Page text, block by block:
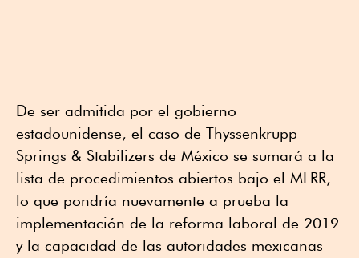
De ser admitida por el gobierno
estadounidense, el caso de Thyssenkrupp
Springs & Stabilizers de México se sumará a la
lista de procedimientos abiertos bajo el MLRR,
lo que pondría nuevamente a prueba la
implementación de la reforma laboral de 2019
y la capacidad de las autoridades mexicanas